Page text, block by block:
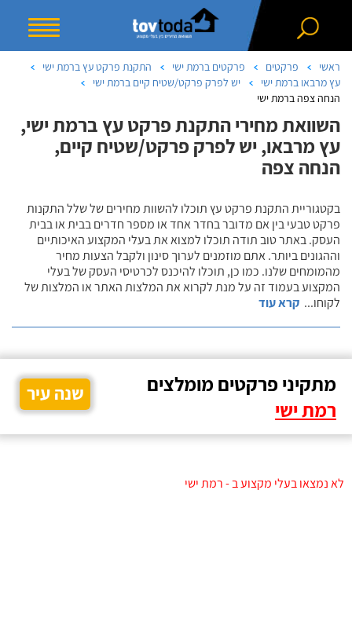
ראשי פרקטים פרקטים ברמת ישי
התקנת פרקט עץ ברמת ישי
עץ מרבאו ברמת ישי
יש לפרק פרקט/שטיח קיים ברמת ישי
הנחה צפה ברמת ישי
השוואת מחירי התקנת פרקט עץ ברמת ישי,
עץ מרבאו, יש לפרק פרקט/שטיח קיים,
הנחה צפה
בקטגוריית התקנת פרקט עץ תוכלו להשוות מחירים של שלל התקנות
פרקט טבעי בין אם מדובר בחדר אחד או מספר חדרים בבית או בבית
העסק. באתר טוב תודה תוכלו למצוא את בעלי המקצוע האיכותיים
וההגונים ביותר. אתם מוזמנים לערוך סינון ולקבל הצעות מחיר
מהמומחים שלנו. כמו כן, תוכלו להיכנס לכרטיסי העסק של בעלי
המקצוע בעמוד זה על מנת לקרוא את המלצות האתר או המלצות של
לקוחו... קרא עוד
מתקיני פרקטים מומלצים
רמת ישי
שנה עיר
לא נמצאו בעלי מקצוע ב - רמת ישי